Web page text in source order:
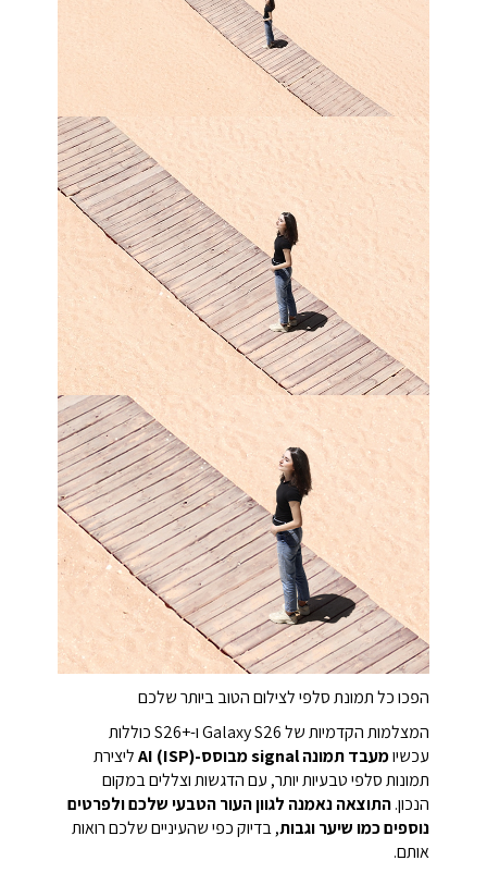
הפכו כל תמונת סלפי לצילום הטוב ביותר שלכם
המצלמות הקדמיות של Galaxy S26 ו-S26+‎ כוללות
עכשיומעבד תמונה signal מבוסס-AI (ISP)
ליצירת
תמונות סלפי טבעיות יותר, עם הדגשות וצללים במקום
הנכון.התוצאה נאמנה לגוון העור הטבעי שלכם ולפרטים
נוספים כמו שיער וגבות, בדיוק כפי שהעיניים שלכם רואות
אותם.